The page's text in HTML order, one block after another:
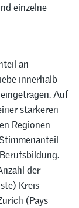
einzelne
an
innerhalb
Auf
stärkeren
Regionen
der
Kreis
(Pays